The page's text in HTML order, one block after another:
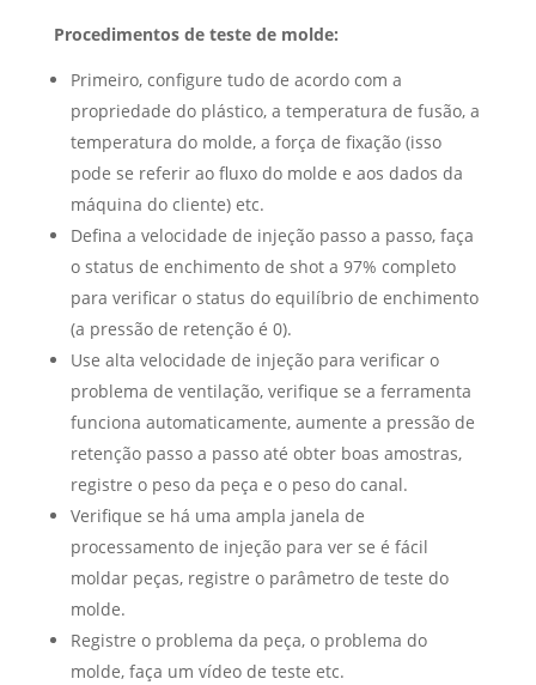
Procedimentos de teste de molde:
Primeiro, configure tudo de acordo com a
propriedade do plástico, a temperatura de fusão, a
temperatura do molde, a força de fixação (isso
pode se referir ao fluxo do molde e aos dados da
máquina do cliente) etc.
Defina a velocidade de injeção passo a passo, faça
o status de enchimento de shot a 97% completo
para verificar o status do equilíbrio de enchimento
(a pressão de retenção é 0).
Use alta velocidade de injeção para verificar o
problema de ventilação, verifique se a ferramenta
funciona automaticamente, aumente a pressão de
retenção passo a passo até obter boas amostras,
registre o peso da peça e o peso do canal.
Verifique se há uma ampla janela de
processamento de injeção para ver se é fácil
moldar peças, registre o parâmetro de teste do
molde.
Registre o problema da peça, o problema do
molde, faça um vídeo de teste etc.